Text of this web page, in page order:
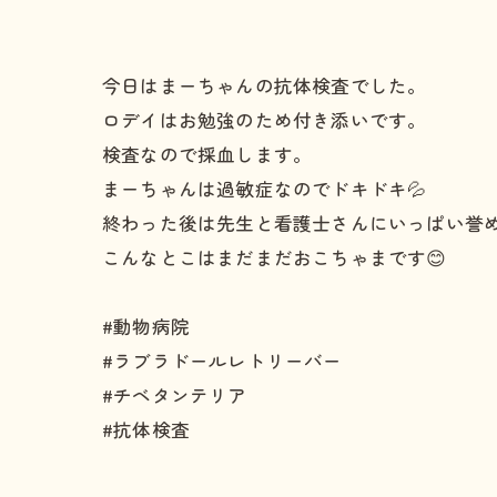
今日はまーちゃんの抗体検査でした。
ロデイはお勉強のため付き添いです。
検査なので採血します。
まーちゃんは過敏症なのでドキドキ💦
終わった後は先生と看護士さんにいっぱい誉
こんなとこはまだまだおこちゃまです😊
#動物病院
#ラブラドールレトリーバー
#チベタンテリア
#抗体検査